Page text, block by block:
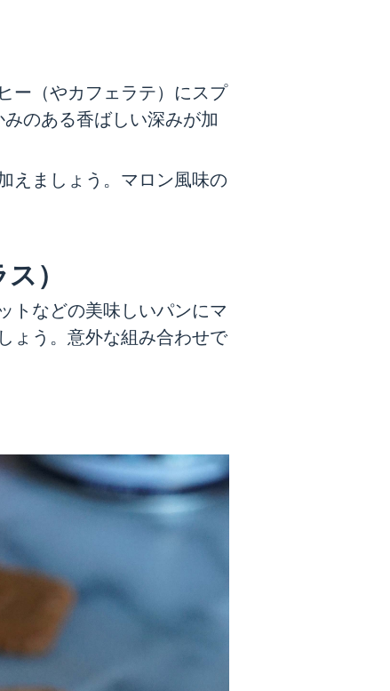
ー（やカフェラテ）にスプ
のある香ばしい深みが加
えましょう。マロン風味の
）
トなどの美味しいパンにマ
ょう。意外な組み合わせで